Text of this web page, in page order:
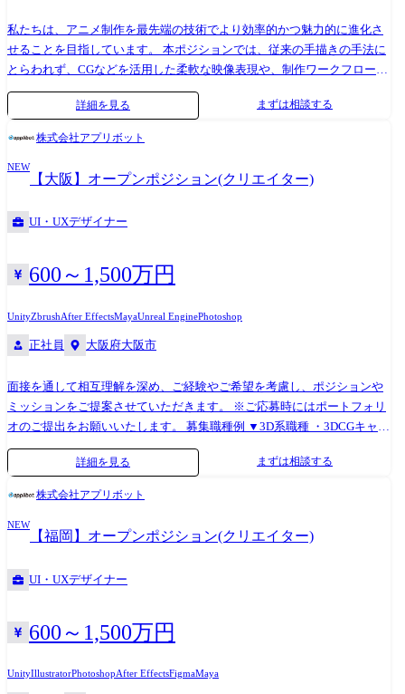
私たちは、アニメ制作を最先端の技術でより効率的かつ魅力的に進化さ
せることを目指しています。 本ポジションでは、従来の手描きの手法に
とらわれず、CGなどを活用した柔軟な映像表現や、制作ワークフローの
効率化に貢献できる方を求めています。 ●チームの文化や体制、働く環
を自ら行い、次世代のアニメ制作の可能性を広げることができる環境で
す。 ≪関連記事≫ ●サイバーエージェント × エンタメについて ・【エン
タメ×テクノロジー】エンタメテックを次の事業の“柱”にエンタメテック
における強みhttps://www.cyberagent.co.jp/way/list/detail/id=28674 ●アニ
ス一覧 https://prtimes.jp/main/html/searchrlp/company_id/155471 ・世界に
響くIPを創出へ サイバーエージェントのアニメ&IP事業戦略の全貌
展望https://animeanime.jp/article/2025/01/10/88654.html
詳細を見る まずは相談する
株式会社アプリボット
NEW
【大阪】オープンポジション(クリエイター)
UI・UXデザイナー
600～1,500万円
UnityZbrushAfter EffectsMayaUnreal EnginePhotoshop
正社員 大阪府大阪市
面接を通して相互理解を深め、ご経験やご希望を考慮し、ポジションや
ミッションをご提案させていただきます。 ※ご応募時にはポートフォリ
オのご提出をお願いいたします。 募集職種例 ▼3D系職種 ・3DCGキャラ
クターモデラー ・3D背景デザイナー ・3Dモーションデザイナー ・3Dデ
ィレクター ・テクニカルアーティスト ・リギングアーティスト ▼2D系
職種 ・UIアーティスト ・UIデザイナー ・アニメーション演出監督 ・カ
ラクターデザイナー ・コンセプトアーティスト ・漫画家
詳細を見る まずは相談する
株式会社アプリボット
NEW
【福岡】オープンポジション(クリエイター)
UI・UXデザイナー
600～1,500万円
UnityIllustratorPhotoshopAfter EffectsFigmaMaya